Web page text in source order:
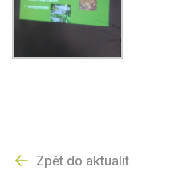
Zpět do aktualit